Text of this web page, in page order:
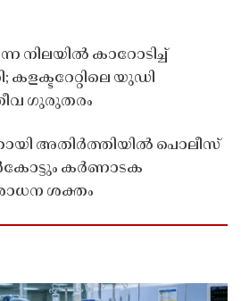
നിലയിൽ കാറോടിച്ച്
യുഡി
ഗുരുതരം
അതിർത്തിയിൽ പൊലീസ്
കർണാടക
ശക്തം